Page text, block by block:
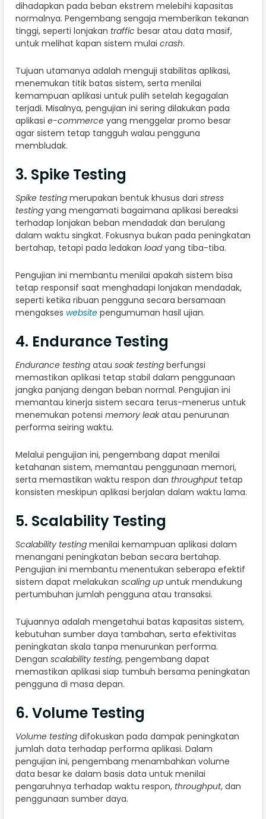
dihadapkan pada beban ekstrem melebihi kapasitas
normalnya. Pengembang sengaja memberikan tekanan
tinggi, seperti lonjakan traffic besar atau data masif,
untuk melihat kapan sistem mulai crash.
Tujuan utamanya adalah menguji stabilitas aplikasi,
menemukan titik batas sistem, serta menilai
kemampuan aplikasi untuk pulih setelah kegagalan
terjadi. Misalnya, pengujian ini sering dilakukan pada
aplikasi e-commerce yang menggelar promo besar
agar sistem tetap tangguh walau pengguna
membludak.
3. Spike Testing
Spike testing merupakan bentuk khusus dari stress
testing yang mengamati bagaimana aplikasi bereaksi
terhadap lonjakan beban mendadak dan berulang
dalam waktu singkat. Fokusnya bukan pada peningkatan
bertahap, tetapi pada ledakan loadyang tiba-tiba.
Pengujian ini membantu menilai apakah sistem bisa
tetap responsif saat menghadapi lonjakan mendadak,
seperti ketika ribuan pengguna secara bersamaan
mengakses website pengumuman hasil ujian.
4. Endurance Testing
Endurance testing atau soak testing berfungsi
memastikan aplikasi tetap stabil dalam penggunaan
jangka panjang dengan beban normal. Pengujian ini
memantau kinerja sistem secara terus-menerus untuk
menemukan potensi memory leakatau penurunan
performa seiring waktu.
Melalui pengujian ini, pengembang dapat menilai
ketahanan sistem, memantau penggunaan memori,
serta memastikan waktu respon dan throughputtetap
konsisten meskipun aplikasi berjalan dalam waktu lama.
5. Scalability Testing
Scalability testing menilai kemampuan aplikasi dalam
menangani peningkatan beban secara bertahap.
Pengujian ini membantu menentukan seberapa efektif
sistem dapat melakukan scaling up untuk mendukung
pertumbuhan jumlah pengguna atau transaksi.
Tujuannya adalah mengetahui batas kapasitas sistem,
kebutuhan sumber daya tambahan, serta efektivitas
peningkatan skala tanpa menurunkan performa.
Dengan scalability testing, pengembang dapat
memastikan aplikasi siap tumbuh bersama peningkatan
pengguna di masa depan.
6. Volume Testing
Volume testing difokuskan pada dampak peningkatan
jumlah data terhadap performa aplikasi. Dalam
pengujian ini, pengembang menambahkan volume
data besar ke dalam basis data untuk menilai
pengaruhnya terhadap waktu respon, throughput, dan
penggunaan sumber daya.